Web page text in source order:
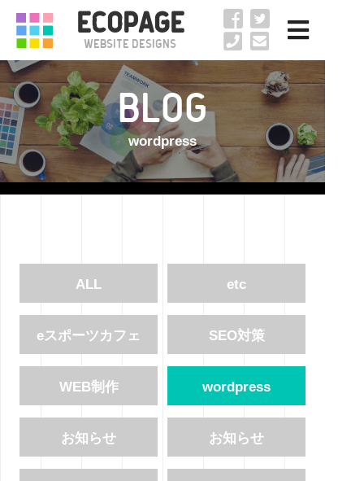
ECOPAGE
Website Designs
BLOG
wordpress
ALL etc
eスポーツカフェ SEO対策
WEB制作 wordpress
お知らせ お知らせ